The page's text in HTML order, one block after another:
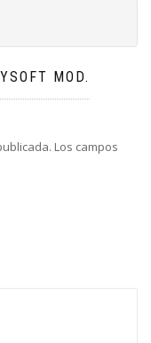
MOD.
Los campos